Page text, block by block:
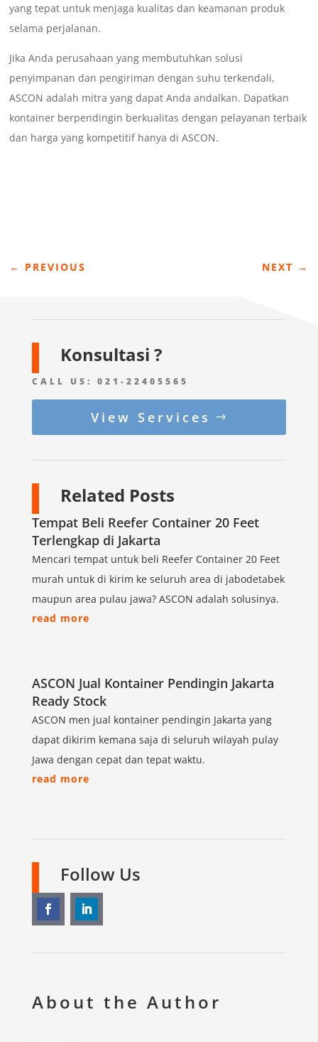
yang tepat untuk menjaga kualitas dan keamanan produk
selama perjalanan.
Jika Anda perusahaan yang membutuhkan solusi
penyimpanan dan pengiriman dengan suhu terkendali,
ASCON adalah mitra yang dapat Anda andalkan. Dapatkan
kontainer berpendingin berkualitas dengan pelayanan terbaik
dan harga yang kompetitif hanya di ASCON.
← PREVIOUS NEXT →
Konsultasi ?
CALL US: 021-22405565
View Services
Related Posts
Tempat Beli Reefer Container 20 Feet
Terlengkap di Jakarta
Mencari tempat untuk beli Reefer Container 20 Feet
murah untuk di kirim ke seluruh area di jabodetabek
maupun area pulau jawa? ASCON adalah solusinya.
read more
ASCON Jual Kontainer Pendingin Jakarta
Ready Stock
ASCON men jual kontainer pendingin Jakarta yang
dapat dikirim kemana saja di seluruh wilayah pulay
Jawa dengan cepat dan tepat waktu.
read more
Follow Us
About the Author